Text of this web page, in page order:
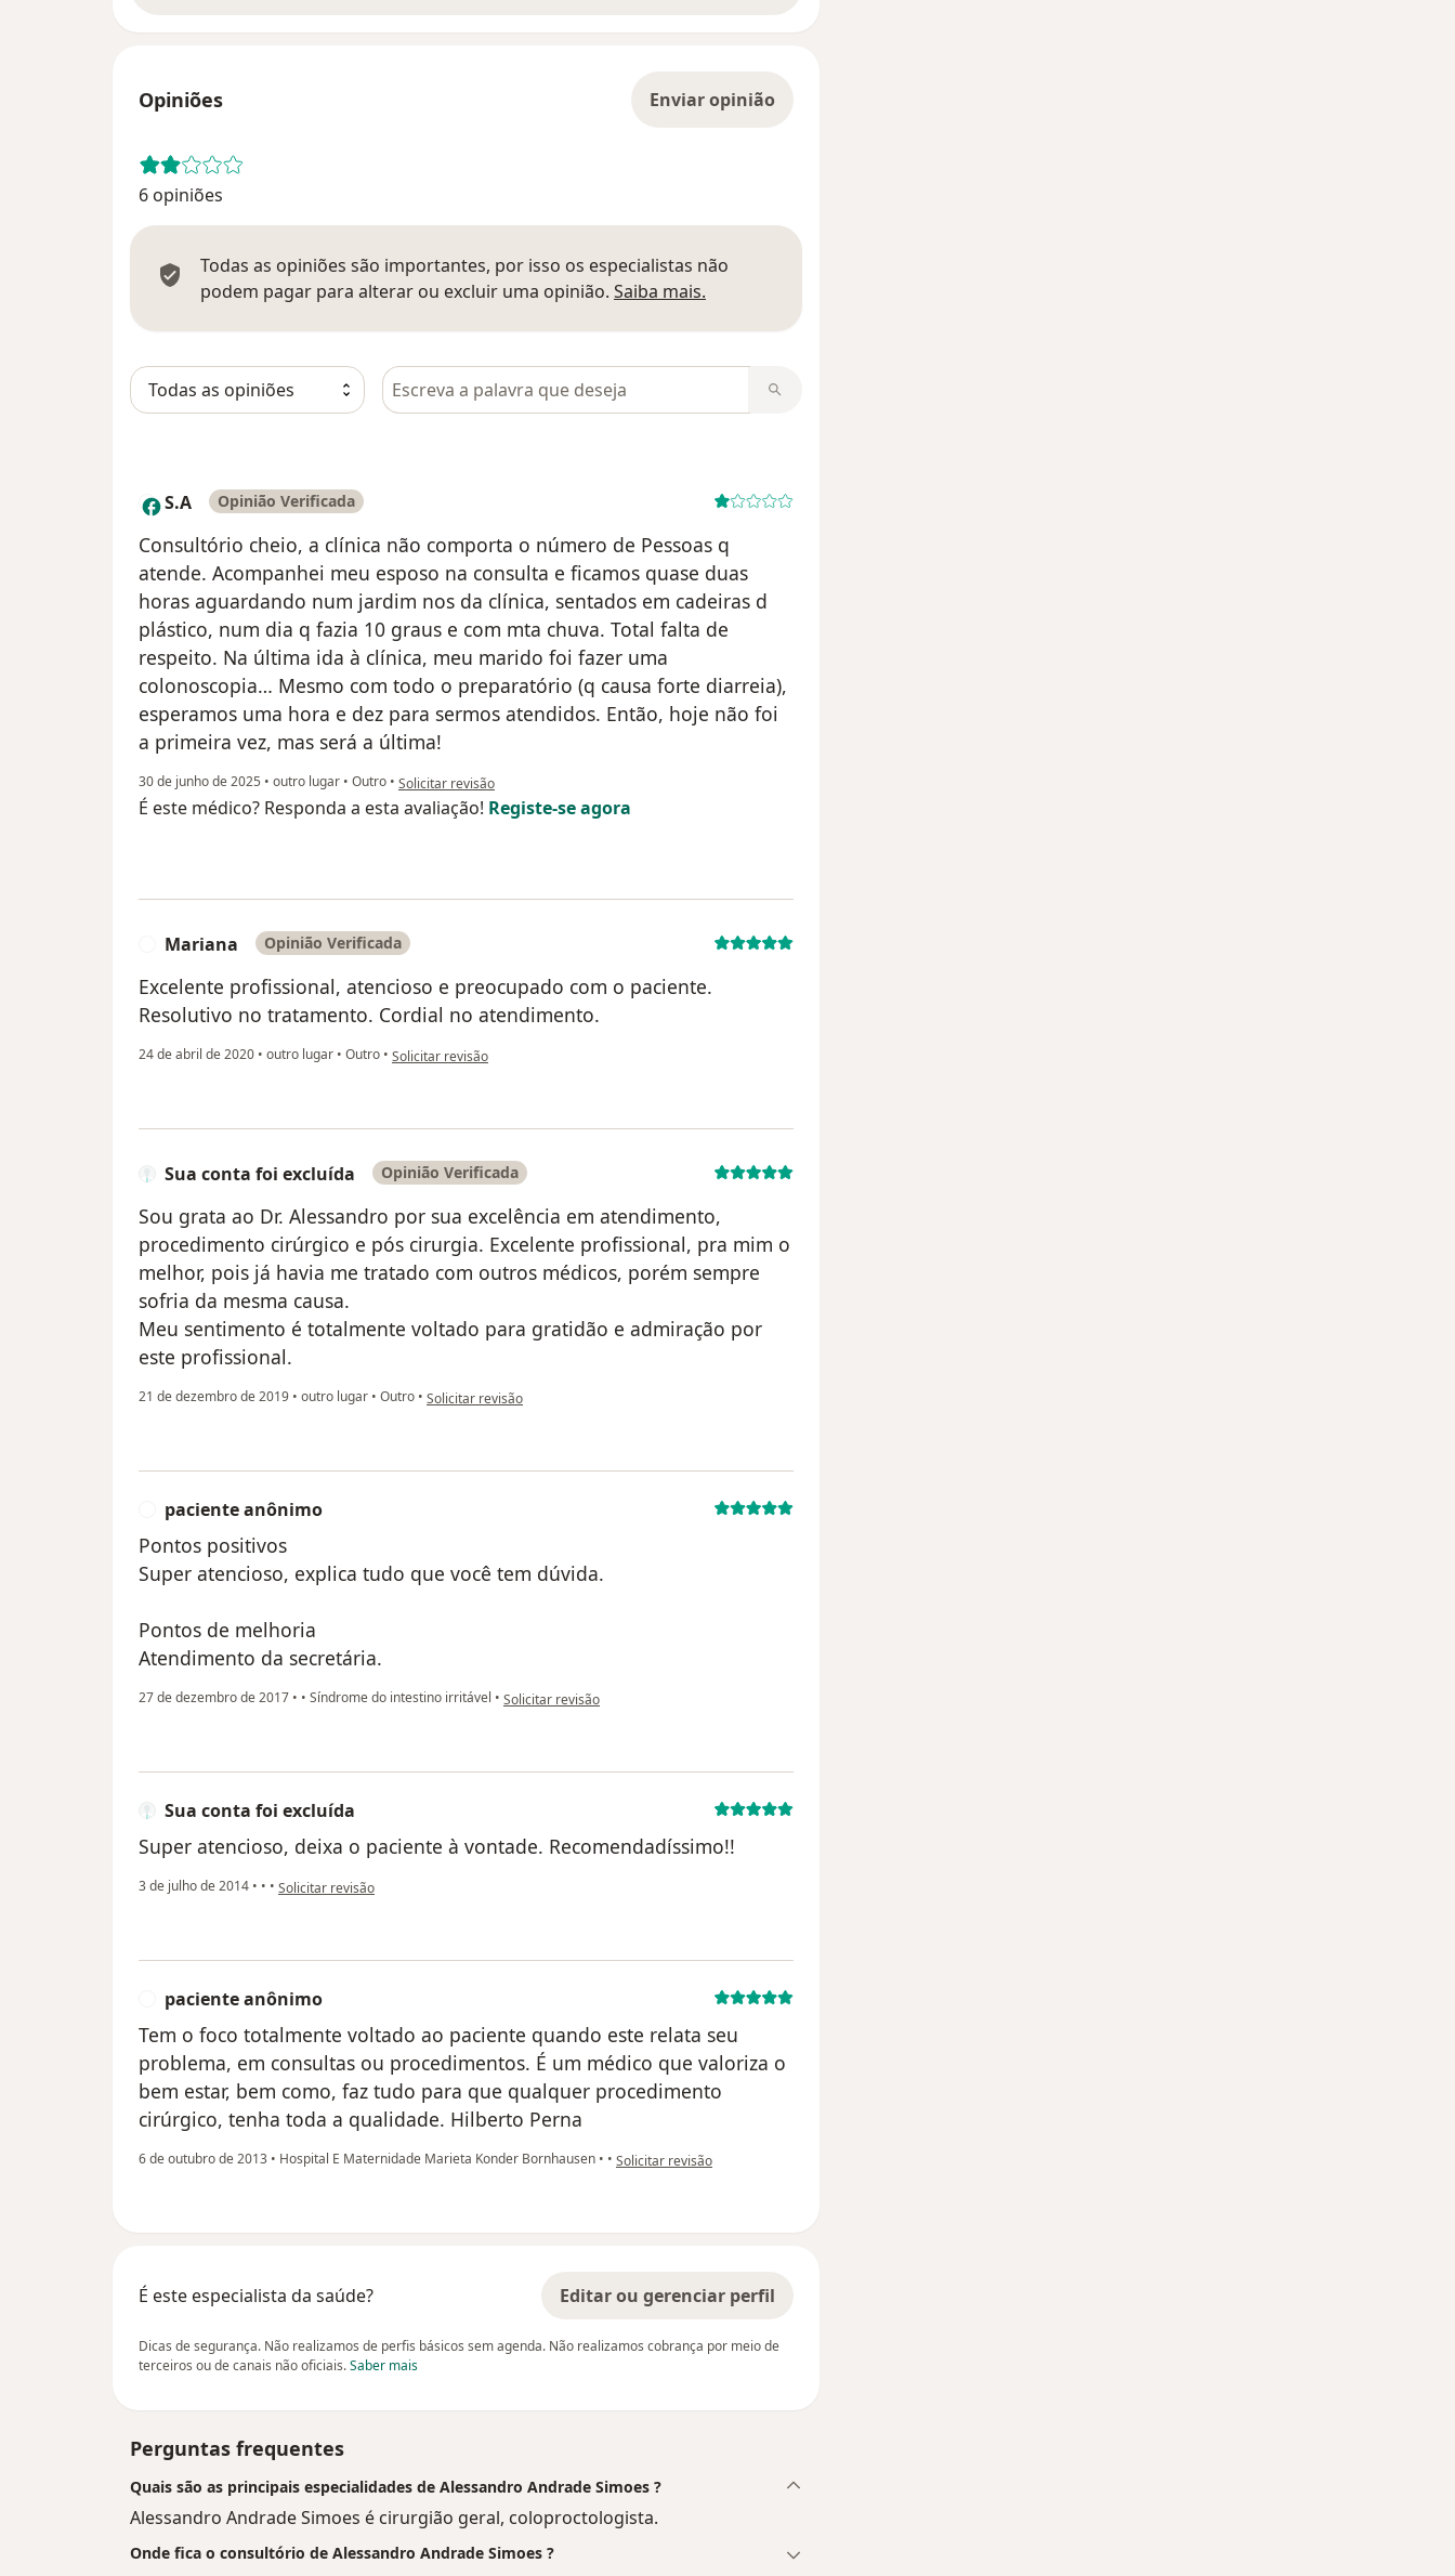
Opiniões Enviar opinião
6 opiniões
Todas as opiniões são importantes, por isso os especialistas não
podem pagar para alterar ou excluir uma opinião. Saiba mais.
Pesquisar em opiniões
S S.A Opinião Verificada
Consultório cheio, a clínica não comporta o número de Pessoas q
atende. Acompanhei meu esposo na consulta e ficamos quase duas
horas aguardando num jardim nos da clínica, sentados em cadeiras d
plástico, num dia q fazia 10 graus e com mta chuva. Total falta de
respeito. Na última ida à clínica, meu marido foi fazer uma
colonoscopia… Mesmo com todo o preparatório (q causa forte diarreia),
esperamos uma hora e dez para sermos atendidos. Então, hoje não foi
a primeira vez, mas será a última!
30 de junho de 2025 • outro lugar • Outro • na opinião do utilizador S.A
Solicitar revisão
É este médico? Responda a esta avaliação! Registe-se agora
Mariana Opinião Verificada
Excelente profissional, atencioso e preocupado com o paciente.
Resolutivo no tratamento. Cordial no atendimento.
24 de abril de 2020 • outro lugar • Outro • na opinião do utilizador Mariana
Solicitar revisão
Sua conta foi excluída Opinião Verificada
Sou grata ao Dr. Alessandro por sua excelência em atendimento,
procedimento cirúrgico e pós cirurgia. Excelente profissional, pra mim o
melhor, pois já havia me tratado com outros médicos, porém sempre
sofria da mesma causa.
Meu sentimento é totalmente voltado para gratidão e admiração por
este profissional.
21 de dezembro de 2019 • outro lugar • Outro • na opinião do utilizador Sua conta foi excluída
Solicitar revisão
paciente anônimo
Pontos positivos
Super atencioso, explica tudo que você tem dúvida.
Pontos de melhoria
Atendimento da secretária.
27 de dezembro de 2017 • • Síndrome do intestino irritável • na opinião do utilizador paciente anônimo
Solicitar revisão
Sua conta foi excluída
Super atencioso, deixa o paciente à vontade. Recomendadíssimo!!
3 de julho de 2014 • • • na opinião do utilizador Sua conta foi excluída
Solicitar revisão
paciente anônimo
Tem o foco totalmente voltado ao paciente quando este relata seu
problema, em consultas ou procedimentos. É um médico que valoriza o
bem estar, bem como, faz tudo para que qualquer procedimento
cirúrgico, tenha toda a qualidade. Hilberto Perna
6 de outubro de 2013 • Hospital E Maternidade Marieta Konder Bornhausen • • na opinião do utilizador paciente anônimo
Solicitar revisão
É este especialista da saúde? Editar ou gerenciar perfil
Dicas de segurança. Não realizamos de perfis básicos sem agenda. Não realizamos cobrança por meio de
terceiros ou de canais não oficiais.Saber mais
Perguntas frequentes
Quais são as principais especialidades de Alessandro Andrade Simoes ?
Alessandro Andrade Simoes é cirurgião geral, coloproctologista.
Onde fica o consultório de Alessandro Andrade Simoes ?